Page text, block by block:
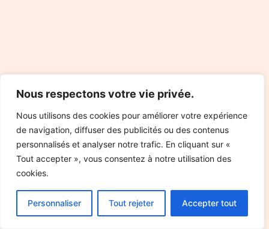
Nous respectons votre vie privée.
Nous utilisons des cookies pour améliorer votre expérience
de navigation, diffuser des publicités ou des contenus
personnalisés et analyser notre trafic. En cliquant sur «
Tout accepter », vous consentez à notre utilisation des
cookies.
Personnaliser Tout rejeter Accepter tout